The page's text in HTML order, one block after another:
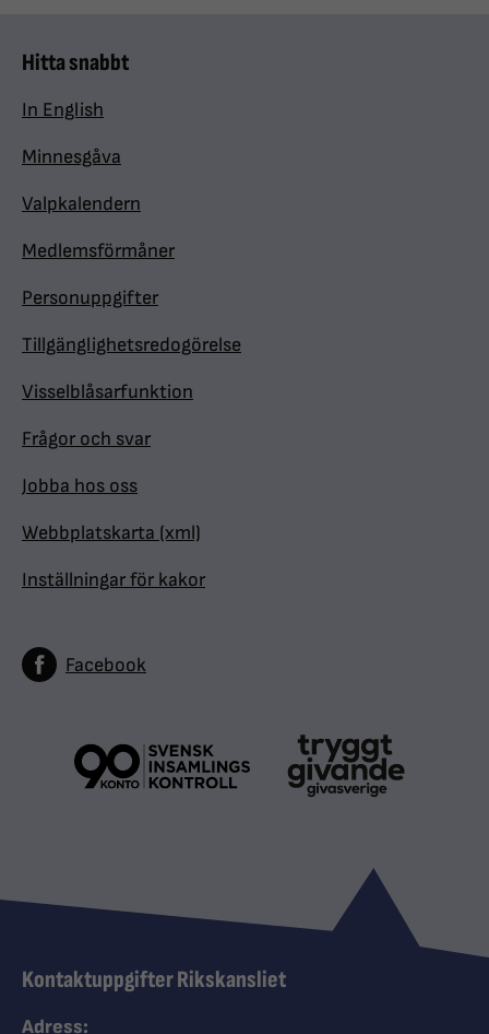
Hitta snabbt
In English
Minnesgåva
Valpkalendern
Medlemsförmåner
Personuppgifter
Tillgänglighetsredogörelse
Visselblåsarfunktion
Frågor och svar
Jobba hos oss
Webbplatskarta (xml)
Inställningar för kakor
Facebook
Kontaktuppgifter Rikskansliet
Adress: